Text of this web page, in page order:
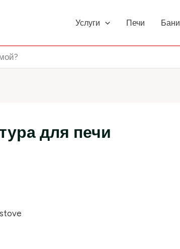
Услуги Печи Бани
для печи